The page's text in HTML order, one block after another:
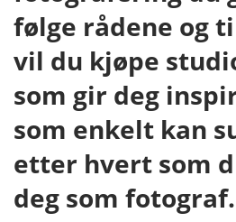
følge rådene og
vil du kjøpe
som gir deg
som enkelt kan
etter hvert som
deg som fotograf.